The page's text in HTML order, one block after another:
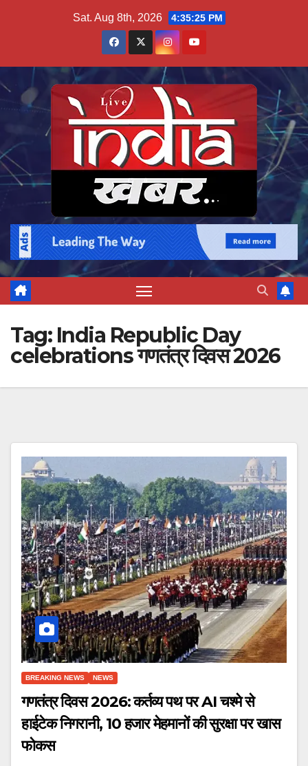
Sat. Aug 8th, 2026 4:35:25 PM
Tag: India Republic Day
celebrations गणतंत्र दिवस 2026
BREAKING NEWS NEWS
गणतंत्र दिवस 2026: कर्तव्य पथ पर AI चश्मे से
हाईटेक निगरानी, 10 हजार मेहमानों की सुरक्षा पर खास
फोकस